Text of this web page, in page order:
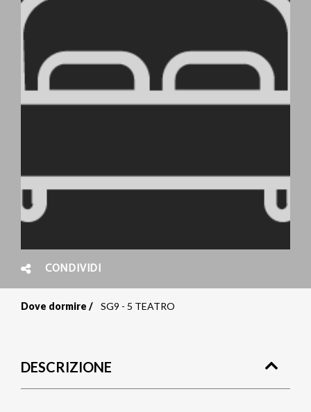
CONDIVIDI
pane
Dove dormire SG9 - 5 TEATRO
DESCRIZIONE